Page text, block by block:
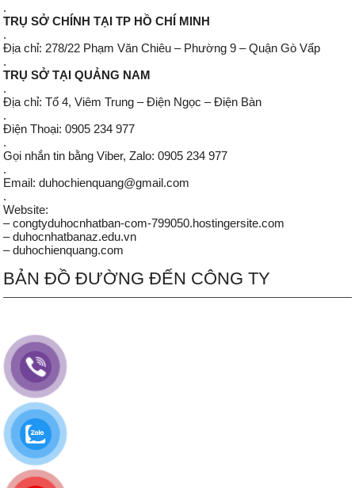
.
TRỤ SỞ CHÍNH TẠI TP HỒ CHÍ MINH
.
Địa chỉ: 278/22 Phạm Văn Chiêu – Phường 9 – Quận Gò Vấp
.
TRỤ SỞ TẠI QUẢNG NAM
.
Địa chỉ: Tổ 4, Viêm Trung – Điện Ngọc – Điện Bàn
.
Điện Thoại: 0905 234 977
.
Gọi nhắn tin bằng Viber, Zalo: 0905 234 977
.
Email: duhochienquang@gmail.com
.
Website:
– congtyduhocnhatban-com-799050.hostingersite.com
– duhocnhatbanaz.edu.vn
– duhochienquang.com
BẢN ĐỒ ĐƯỜNG ĐẾN CÔNG TY